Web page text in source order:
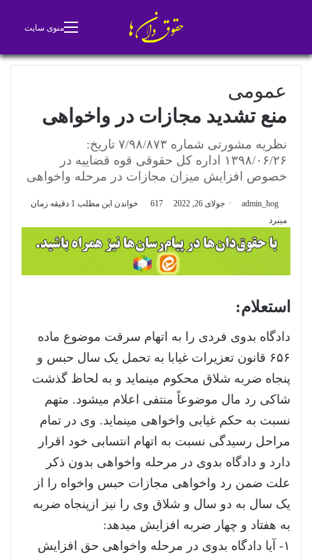
منوی سایت
عمومی
منع تشدید مجازات در واخواهی
نظریه مشورتی شماره ۷/۹۸/۸۷۳ تاریخ:
۱۳۹۸/۰۶/۲۶ اداره کل حقوقی قوه قضاییه در
خصوص افزایش میزان مجازات در مرحله واخواهی
admin_hog جولای 26, 2022
خواندن این مطلب 1 دقیقه زمان
میبرد
استعلام:
دادگاه بدوی فردی را به اتهام سرقت موضوع ماده
۶۵۶ قانون تعزیرات غیابا به تحمل یک سال حبس و
پنجاه ضربه شلاق محکوم مینماید و به لحاظ گذشت
شاکی رد مال موضوعاً منتفی اعلام میشود. متهم
نسبت به حکم غیابی واخواهی مینماید. وی در تمام
مراحل رسیدگی نسبت به اتهام انتسابی خود اقرار
دارد و دادگاه بدوی در مرحله واخواهی بدون ذکر
علت ضمن رد واخواهی مجازات حبس واخواه را از
یک سال به دو سال و شلاق وی را نیز ازپنجاه ضربه
به هفتاد و چهار ضربه افزایش میدهد:
۱- آیا دادگاه بدوی در مرحله واخواهی حق افزایش